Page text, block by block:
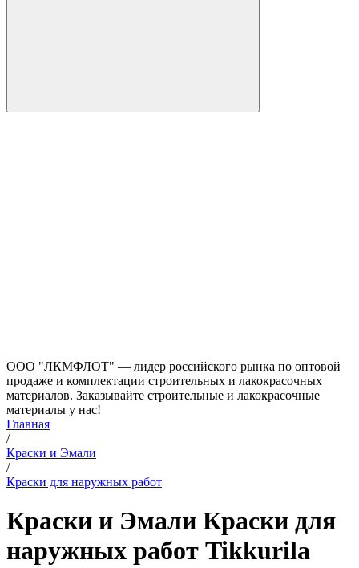
ООО "ЛКМФЛОТ" — лидер российского рынка по оптовой
продаже и комплектации строительных и лакокрасочных
материалов. Заказывайте строительные и лакокрасочные
материалы у нас!
Главная
/
Краски и Эмали
/
Краски для наружных работ
Краски и Эмали Краски для
наружных работ Tikkurila